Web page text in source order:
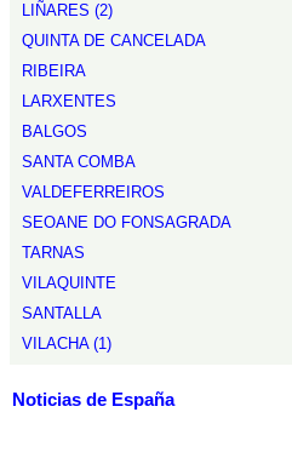
LIÑARES (2)
QUINTA DE CANCELADA
RIBEIRA
LARXENTES
BALGOS
SANTA COMBA
VALDEFERREIROS
SEOANE DO FONSAGRADA
TARNAS
VILAQUINTE
SANTALLA
VILACHA (1)
Noticias de España